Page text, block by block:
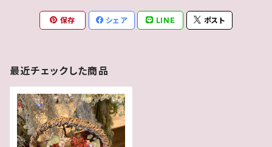
保存 シェア LINE ポスト
最近チェックした商品